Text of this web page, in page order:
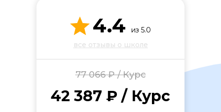
4.4
из 5.0
все отзывы о школе
77 066 ₽ / Курс
42 387 ₽ / Курс